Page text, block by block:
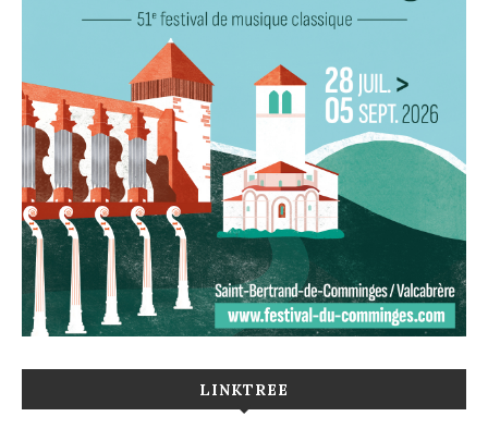
LINKTREE